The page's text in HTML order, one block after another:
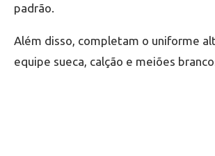
padrão.
Além disso, completam o uniforme
equipe sueca, calção e meiões